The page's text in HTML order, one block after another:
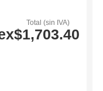
Total (sin IVA)